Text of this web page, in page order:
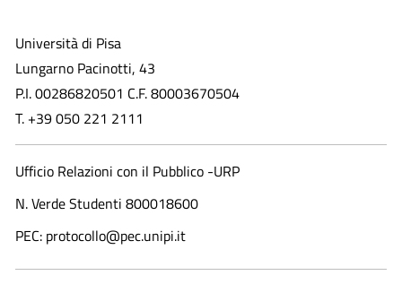
Università di Pisa
Lungarno Pacinotti, 43
P.I. 00286820501 C.F. 80003670504
T. +39 050 221 2111
Ufficio Relazioni con il Pubblico -URP
N. Verde Studenti 800018600​
PEC: protocollo@pec.unipi.it